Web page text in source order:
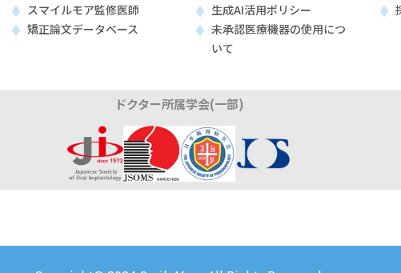
スマイルモア監修医師
矯正論文データベース
生成AI活用ポリシー
未承認医療機器の使用につ
いて
ドクター所属学会(一部)